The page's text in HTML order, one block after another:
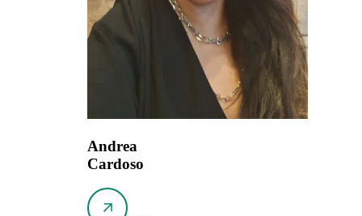
Andrea
Cardoso